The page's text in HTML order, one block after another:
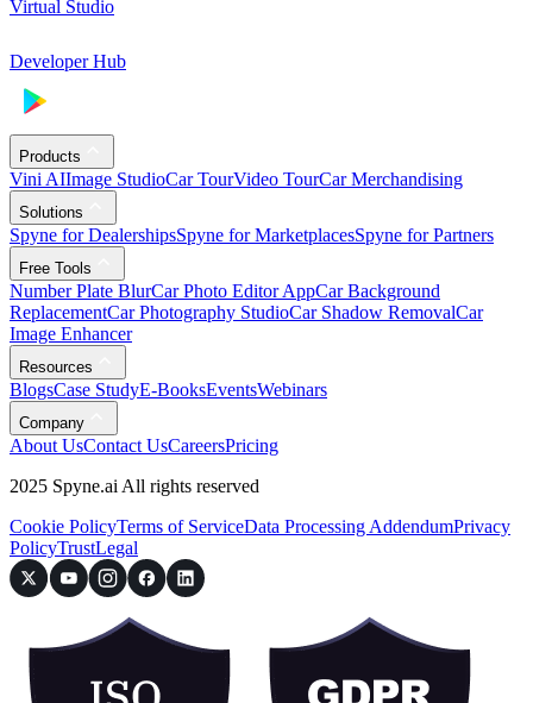
Virtual Studio
Developer Hub
Products
Vini AIImage StudioCar TourVideo TourCar Merchandising
Solutions
Spyne for DealershipsSpyne for MarketplacesSpyne for Partners
Free Tools
Number Plate BlurCar Photo Editor AppCar Background
ReplacementCar Photography StudioCar Shadow RemovalCar
Image Enhancer
Resources
BlogsCase StudyE-BooksEventsWebinars
Company
About UsContact UsCareersPricing
2025 Spyne.ai All rights reserved
Cookie PolicyTerms of ServiceData Processing AddendumPrivacy
PolicyTrustLegal